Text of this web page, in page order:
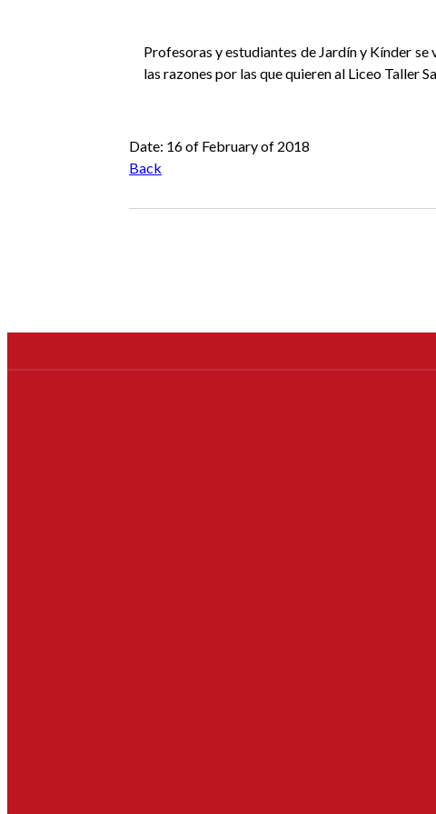
Profesoras y estudiantes de Jardín y Kínder
las razones por las que quieren al Liceo Taller
Anterior
Siguiente
Date: 16 of February of 2018
Back